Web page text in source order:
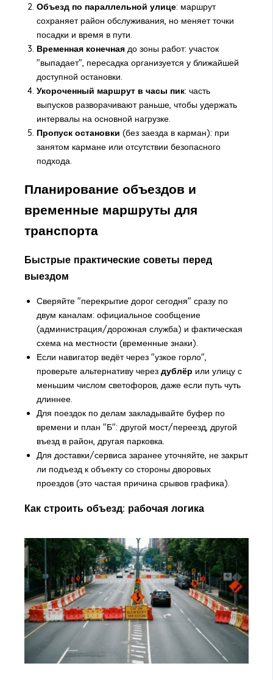
Объезд по параллельной улице: маршрут
сохраняет район обслуживания, но меняет точки
посадки и время в пути.
Временная конечнаядо зоны работ: участок
"выпадает", пересадка организуется у ближайшей
доступной остановки.
Укороченный маршрут в часы пик: часть
выпусков разворачивают раньше, чтобы удержать
интервалы на основной нагрузке.
Пропуск остановки (без заезда в карман): при
занятом кармане или отсутствии безопасного
подхода.
Планирование объездов и
временные маршруты для
транспорта
Быстрые практические советы перед
выездом
Сверяйте "перекрытие дорог сегодня" сразу по
двум каналам: официальное сообщение
(администрация/дорожная служба) и фактическая
схема на местности (временные знаки).
Если навигатор ведёт через "узкое горло",
проверьте альтернативу через дублёр или улицу с
меньшим числом светофоров, даже если путь чуть
длиннее.
Для поездок по делам закладывайте буфер по
времени и план "Б": другой мост/переезд, другой
въезд в район, другая парковка.
Для доставки/сервиса заранее уточняйте, не закрыт
ли подъезд к объекту со стороны дворовых
проездов (это частая причина срывов графика).
Как строить объезд: рабочая логика